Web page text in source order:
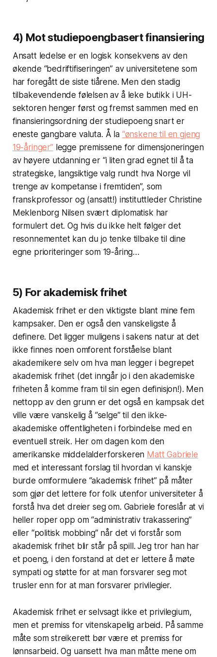
4) Mot studiepoengbasert finansiering
Ansatt ledelse er en logisk konsekvens av den
økende “bedriftifiseringen” av universitetene som
har foregått de siste tiårene. Men den stadig
tilbakevendende følelsen av å leke butikk i UH-
sektoren henger først og fremst sammen med en
finansieringsordning der studiepoeng snart er
eneste gangbare valuta. Å la “ønskene til en gjeng
19-åringer” legge premissene for dimensjoneringen
av høyere utdanning er “i liten grad egnet til å ta
strategiske, langsiktige valg rundt hva Norge vil
trenge av kompetanse i fremtiden”, som
franskprofessor og (ansatt!) instituttleder Christine
Meklenborg Nilsen svært diplomatisk har
formulert det. Og hvis du ikke helt følger det
resonnementet kan du jo tenke tilbake til dine
egne prioriteringer som 19-åring…
5) For akademisk frihet
Akademisk frihet er den viktigste blant mine fem
kampsaker. Den er også den vanskeligste å
definere. Det ligger muligens i sakens natur at det
ikke finnes noen omforent forståelse blant
akademikere selv om hva man legger i begrepet
akademisk frihet (det inngår jo i den akademiske
friheten å komme fram til sin egen definisjon!). Men
nettopp av den grunn er det også en kampsak det
ville være vanskelig å “selge” til den ikke-
akademiske offentligheten i forbindelse med en
eventuell streik. Her om dagen kom den
amerikanske middelalderforskeren Matt Gabriele
med et interessant forslag til hvordan vi kanskje
burde omformulere “akademisk frihet” på måter
som gjør det lettere for folk utenfor universiteter å
forstå hva det dreier seg om. Gabriele foreslår at vi
heller roper opp om “administrativ trakassering”
eller “politisk mobbing” når det vi forstår som
akademisk frihet blir står på spill. Jeg tror han har
et poeng, i den forstand at det er lettere å møte
sympati og støtte for at man forsvarer seg mot
trusler enn for at man forsvarer privilegier.
Akademisk frihet er selvsagt ikke et privilegium,
men et premiss for vitenskapelig arbeid. På samme
måte som streikerett bør være et premiss for
lønnsarbeid. Og uansett hva man måtte mene om